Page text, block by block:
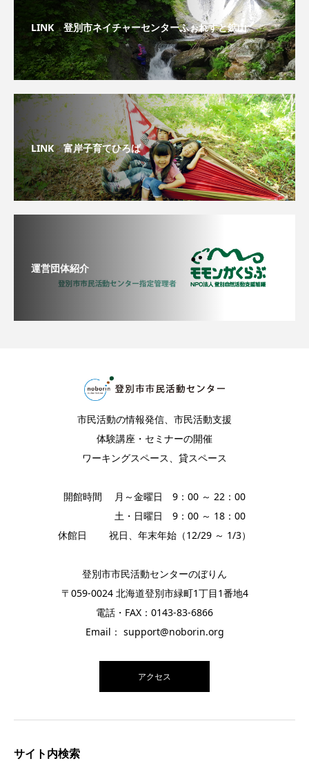
LINK 登別市ネイチャーセンターふぉれすと鉱山
LINK 富岸子育てひろば
運営団体紹介
市民活動の情報発信、市民活動支援
体験講座・セミナーの開催
ワーキングスペース、貸スペース
開館時間 月～金曜日 9：00 ～ 22：00
土・日曜日 9：00 ～ 18：00
休館日 祝日、年末年始（12/29 ～ 1/3）
登別市市民活動センターのぼりん
〒059-0024 北海道登別市緑町1丁目1番地4
電話・FAX：0143-83-6866
Email： support@noborin.org
アクセス
サイト内検索